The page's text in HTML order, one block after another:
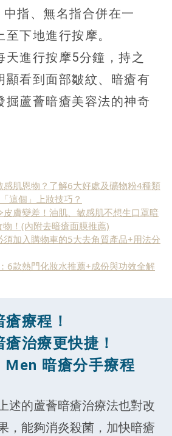
指、無名指合併在一
下地進行按摩。
天進行按摩5分鐘，持之
顯看到面部皺紋、暗瘡有
掘蘆薈暗瘡美容法的神奇
感肌恩物？了解6大好處及礦物粉4種類
這個」上妝技巧？
皮膚變差！油肌、敏感肌不想生口罩暗
！(內附去暗瘡面膜推薦)
加入購物車的5大去角質產品+用法分
6款熱門化妝水推薦+成份與功效全解
療程！
瘡治療更快捷！
暗瘡分手療程
述的蘆薈暗瘡治療法也對改
，能夠消炎殺菌，加快暗瘡